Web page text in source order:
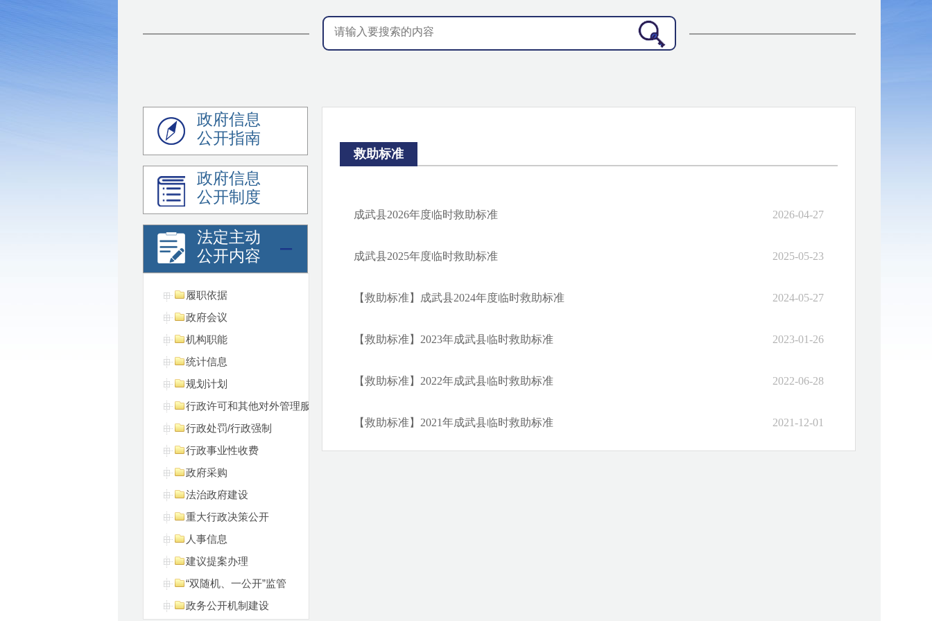
政府信息
公开指南
政府信息
公开制度
法定主动
公开内容
履职依据
政府会议
机构职能
统计信息
规划计划
行政许可和其他对外管理服务事项
行政处罚/行政强制
行政事业性收费
政府采购
法治政府建设
重大行政决策公开
人事信息
建议提案办理
“双随机、一公开”监管
政务公开机制建设
救助标准
成武县2026年度临时救助标准 2026-04-27
成武县2025年度临时救助标准 2025-05-23
【救助标准】成武县2024年度临时救助标准 2024-05-27
【救助标准】2023年成武县临时救助标准 2023-01-26
【救助标准】2022年成武县临时救助标准 2022-06-28
【救助标准】2021年成武县临时救助标准 2021-12-01